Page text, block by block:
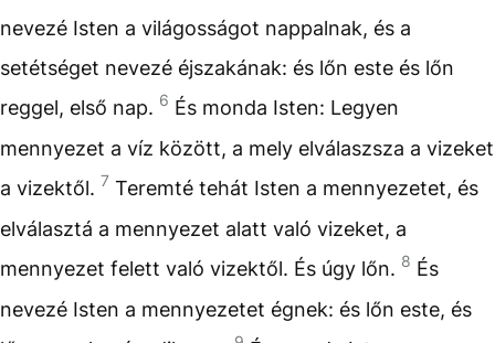
nevezé Isten a világosságot nappalnak, és a
setétséget nevezé éjszakának: és lőn este és lőn
reggel, első nap. 6 És monda Isten: Legyen
mennyezet a víz között, a mely elválaszsza a vizeket
a vizektől. 7 Teremté tehát Isten a mennyezetet, és
elválasztá a mennyezet alatt való vizeket, a
mennyezet felett való vizektől. És úgy lőn. 8 És
nevezé Isten a mennyezetet égnek: és lőn este, és